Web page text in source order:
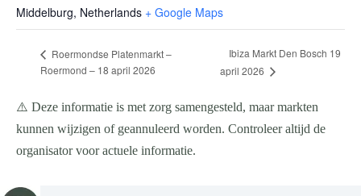
Middelburg, Netherlands + Google Maps
Roermondse Platenmarkt –
Roermond – 18 april 2026
Ibiza Markt Den Bosch 19
april 2026
⚠️ Deze informatie is met zorg samengesteld, maar markten
kunnen wijzigen of geannuleerd worden. Controleer altijd de
organisator voor actuele informatie.